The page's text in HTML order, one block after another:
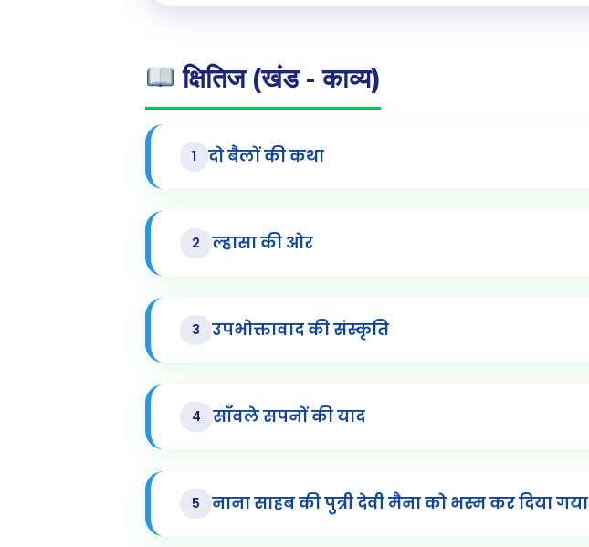
क्षितिज (खंड - काव्य)
1 दो बैलों की कथा
2 ल्हासा की ओर
3 उपभोक्तावाद की संस्कृति
4 साँवले सपनों की याद
5 नाना साहब की पुत्री देवी मैना को भस्म कर दिया गया